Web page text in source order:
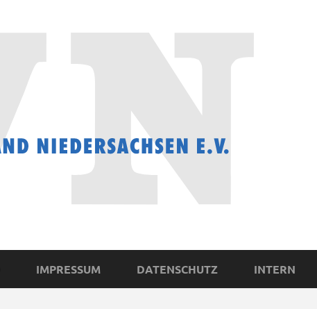
IMPRESSUM DATENSCHUTZ INTERN